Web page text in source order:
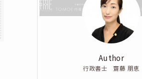
Author
行政書士 齋藤 朋恵